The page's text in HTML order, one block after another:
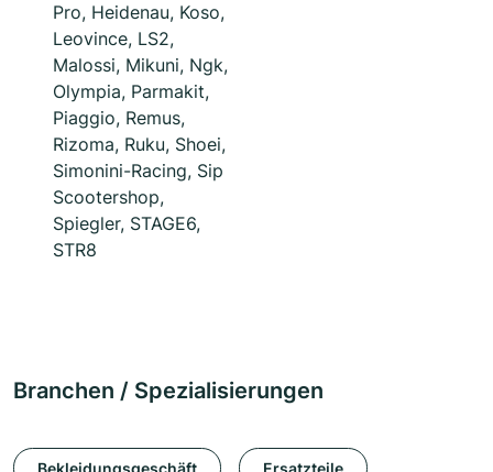
Pro, Heidenau, Koso,
Leovince, LS2,
Malossi, Mikuni, Ngk,
Olympia, Parmakit,
Piaggio, Remus,
Rizoma, Ruku, Shoei,
Simonini-Racing, Sip
Scootershop,
Spiegler, STAGE6,
STR8
Branchen / Spezialisierungen
Bekleidungsgeschäft Ersatzteile